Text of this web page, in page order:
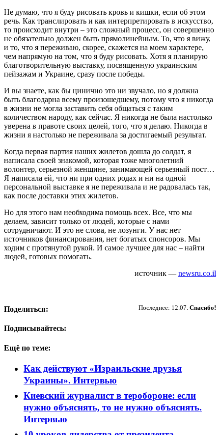
Не думаю, что я буду рисовать кровь и кишки, если об этом
речь. Как транслировать и как интерпретировать в искусство,
то происходит внутри – это сложный процесс, он совершенно
не обязательно должен быть прямолинейным. То, что я вижу,
и то, что я переживаю, скорее, скажется на моем характере,
чем напрямую на том, что я буду рисовать. Хотя я планирую
благотворительную выставку, посвященную украинским
пейзажам и Украине, сразу после победы.
И вы знаете, как бы цинично это ни звучало, но я должна
быть благодарна всему произошедшему, потому что я никогда
в жизни не могла заставить себя общаться с таким
количеством народу, как сейчас. Я никогда не была настолько
уверена в правоте своих целей, того, что я делаю. Никогда в
жизни я настолько не переживала за достигаемый результат.
Когда первая партия наших жилетов дошла до солдат, я
написала своей знакомой, которая тоже многолетний
волонтер, серьезной женщине, занимающей серьезный пост…
Я написала ей, что ни при одних родах и ни на одной
персональной выставке я не переживала и не радовалась так,
как после доставки этих жилетов.
Но для этого нам необходима помощь всех. Все, что мы
делаем, зависит только от людей, которые с нами
сотрудничают. И это не слова, не лозунги. У нас нет
источников финансирования, нет богатых спонсоров. Мы
ходим с протянутой рукой. И самое лучшее для нас – найти
людей, готовых помогать.
источник — newsru.co.il
Последнее: 12.07. Спасибо!
Поделиться:
Подписывайтесь:
Ещё по теме:
Как действуют «Израильские друзья
Украины». Интервью
Киевский журналист в теробороне: если
нужно объяснять, то не нужно объяснять.
Интервью